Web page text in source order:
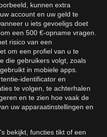
kunnen extra
account en uw geld te
u iets gevoeligs doet
een 500 €-opname vragen.
risico van een
om een profiel van u te
die gebruikers volgt, zoals
in mobiele apps.
identificator en
te volgen, te achterhalen
en te zien hoe vaak de
uw apparaatinstellingen en
bekijkt, functies tikt of een